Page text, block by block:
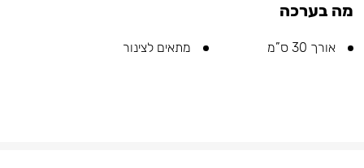
מה בערכה
אורך 30 ס”מ מתאים לצינור